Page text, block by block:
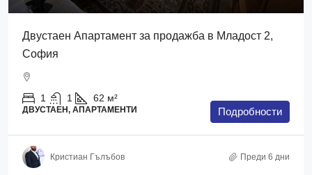
Двустаен Апартамент за продажба в Младост 2,
София
1 1 62 м²
ДВУСТАЕН, АПАРТАМЕНТИ Подробности
Кристиан Гълъбов Преди 6 дни